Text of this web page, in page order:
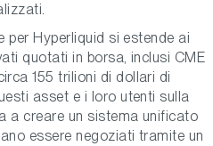
Hyperliquid si estende ai
quotati in borsa, inclusi CME
155 trilioni di dollari di
asset e i loro utenti sulla
a creare un sistema unificato
essere negoziati tramite un